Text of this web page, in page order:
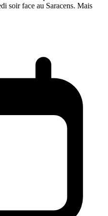
soir face au Saracens. Mais